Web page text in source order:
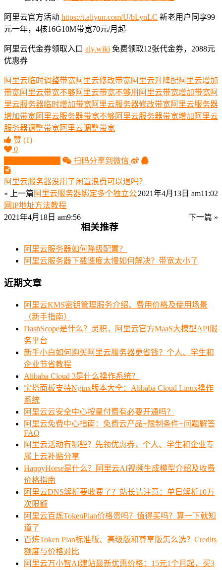
阿里云官方活动 https://t.aliyun.com/U/bLynLC 新老用户同享99
元一年，4核16G10M带宽70元/月起
阿里云代金券领取入口 aly.wiki 免费领取12张代金券，2088元
优惠券
阿里云临时调整带宽阿里云修改带宽阿里云升降配阿里云增加
带宽阿里云带宽不够阿里云带宽不够用 阿里云带宽增加带宽阿
里云服务器临时增加带宽阿里云服务器修改带宽阿里云服务器
增加带宽阿里云服务器带宽不够阿里云服务器带宽增加 阿里云
服务器调整带宽阿里云调整带宽
赞 (1)
0
扫码分享到微信
阿里云服务器没用了闲置浪费可以退吗？
« 上一篇
2021年4月13日 am11:02
阿里云服务器绑定多个独立公
网IP地址方法教程
下一篇 »
2021年4月18日 am9:56
相关推荐
阿里云服务器如何降级配置？
阿里云服务器下载速度太慢如何解决？带宽太小了
近期文章
阿里云KMS密钥管理服务介绍、费用价格及使用场景
（新手指南）
DashScope是什么？灵积，阿里云官方MaaS大模型API服
务平台
新手小白如何购买阿里云服务器更省钱？个人、学生和
企业节省教程
Alibaba Cloud 3是什么操作系统？
宝塔面板支持Nginx版本大全：Alibaba Cloud Linux操作
系统
阿里云云安全中心按量付费有必要开通吗？
阿里云免费中心指南：免费云产品+限制条件+问题解答
FAQ
阿里云活动有哪些？先领优惠券，个人、学生和企业专
属上云补贴分享
HappyHorse是什么？阿里云AI视频生成模型介绍及收费
价格指南
阿里云DNS解析要收费了？站长请注意：单日解析10万
次限额
阿里云百炼TokenPlan价格贵吗？值得买吗？算一下就知
道了
百炼Token Plan标准版、高级版和尊享版怎么选？Credits
额度与价格对比
阿里云万小智AI建站最新优惠价格：15元1个月起，买3